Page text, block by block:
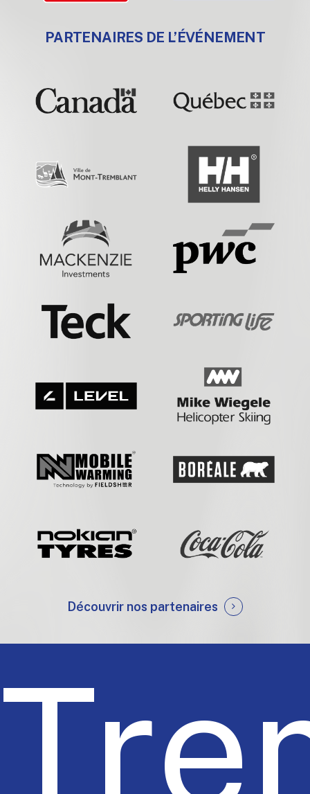
PARTENAIRES DE L’ÉVÉNEMENT
Découvrir nos partenaires